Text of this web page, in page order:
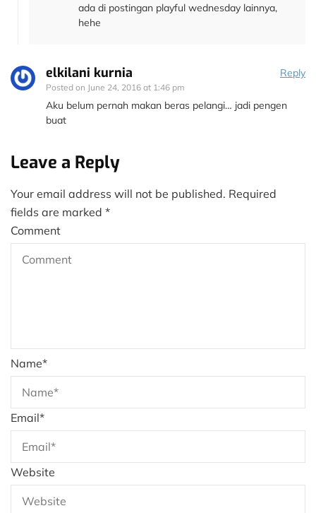
ada di postingan playful wednesday lainnya,
hehe
elkilani kurnia
Posted on June 24, 2016 at 1:46 pm
Reply
Aku belum pernah makan beras pelangi… jadi pengen
buat
Leave a Reply
Your email address will not be published. Required
fields are marked *
Comment
Name*
Email*
Website